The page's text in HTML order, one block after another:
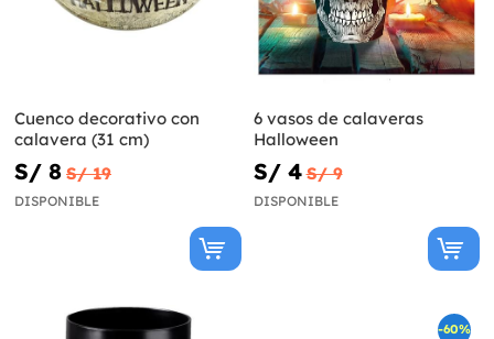
Cuenco decorativo con
calavera (31 cm)
S/ 8 S/ 19
DISPONIBLE
6 vasos de calaveras
Halloween
S/ 4 S/ 9
DISPONIBLE
-60%